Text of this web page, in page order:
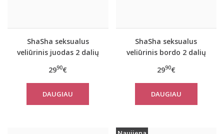
ShaSha seksualus
veliūrinis juodas 2 dalių
šortukais
2990€
DAUGIAU
ShaSha seksualus
veliūrinis bordo 2 dalių
šortukais
2990€
DAUGIAU